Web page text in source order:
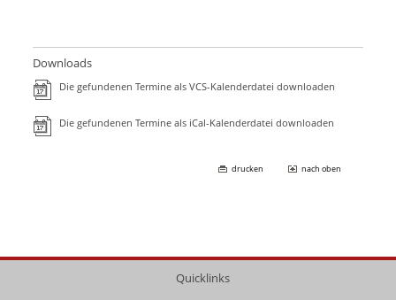
Downloads
Die gefundenen Termine als VCS-Kalenderdatei downloaden
Die gefundenen Termine als iCal-Kalenderdatei downloaden
drucken nach oben
Quicklinks